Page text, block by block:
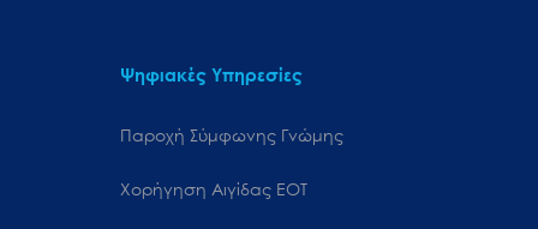
Ψηφιακές Υπηρεσίες
Παροχή Σύμφωνης Γνώμης
Χορήγηση Αιγίδας ΕΟΤ